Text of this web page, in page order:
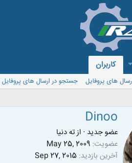
کاربران
های پروفایل
جستجو در ارسال های پروفایل
Dinoo
عضو جدید · ازته دنیا
عضویت May 25, 2009
آخرین بازدید Sep 27, 2015